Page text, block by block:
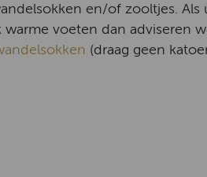
en/of zooltjes. Als
warme voeten dan adviseren
(draag geen